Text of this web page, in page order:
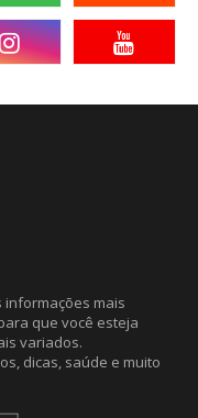
informações mais
que você esteja
variados.
dicas, saúde e muito